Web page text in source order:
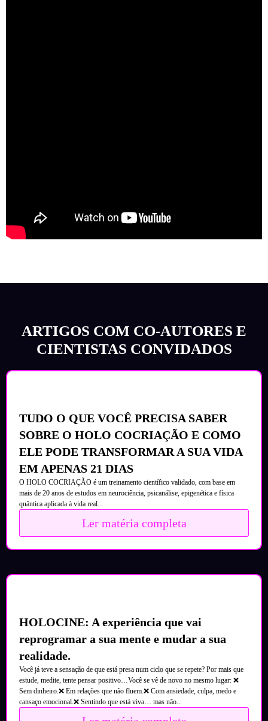
ARTIGOS COM CO-AUTORES E
CIENTISTAS CONVIDADOS
TUDO O QUE VOCÊ PRECISA SABER
SOBRE O HOLO COCRIAÇÃO E COMO
ELE PODE TRANSFORMAR A SUA VIDA
EM APENAS 21 DIAS
O HOLO COCRIAÇÃO é um treinamento científico validado, com base em
mais de 20 anos de estudos em neurociência, psicanálise, epigenética e física
quântica aplicada à vida real...
Ler matéria completa
HOLOCINE: A experiência que vai
reprogramar a sua mente e mudar a sua
realidade.
Você já teve a sensação de que está presa num ciclo que se repete? Por mais que
estude, medite, tente pensar positivo…Você se vê de novo no mesmo lugar: ❌
Sem dinheiro.❌ Em relações que não fluem.❌ Com ansiedade, culpa, medo e
cansaço emocional.❌ Sentindo que está viva… mas não...